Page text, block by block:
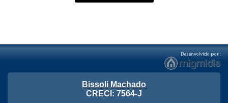
Bissoli Machado
CRECI: 7564-J